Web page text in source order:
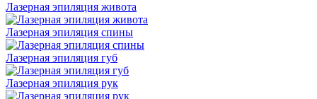
Лазерная эпиляция живота
Лазерная эпиляция спины
Лазерная эпиляция губ
Лазерная эпиляция рук